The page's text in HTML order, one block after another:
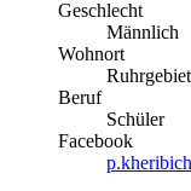
Geschlecht
Männlich
Wohnort
Beruf
Schüler
Facebook
p.kheribich